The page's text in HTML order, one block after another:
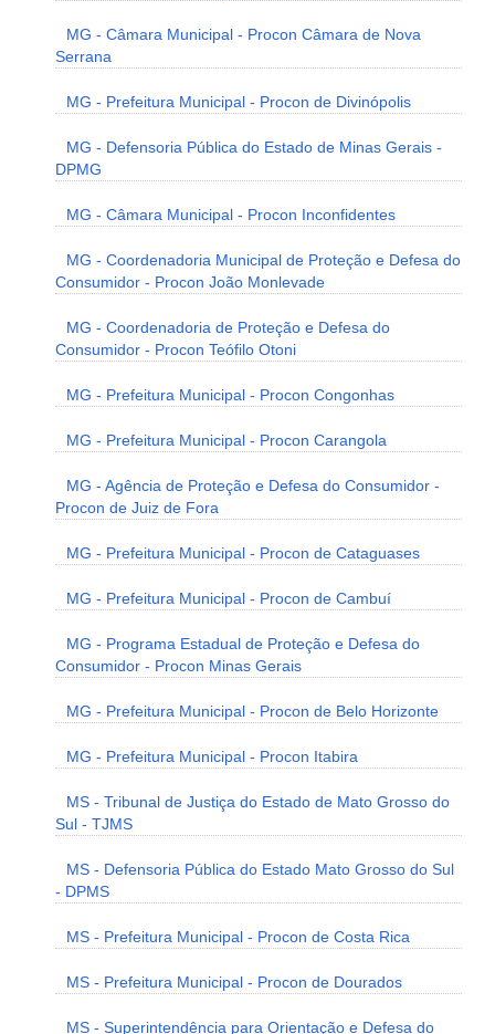
MG - Câmara Municipal - Procon Câmara de Nova
Serrana
MG - Prefeitura Municipal - Procon de Divinópolis
MG - Defensoria Pública do Estado de Minas Gerais -
DPMG
MG - Câmara Municipal - Procon Inconfidentes
MG - Coordenadoria Municipal de Proteção e Defesa do
Consumidor - Procon João Monlevade
MG - Coordenadoria de Proteção e Defesa do
Consumidor - Procon Teófilo Otoni
MG - Prefeitura Municipal - Procon Congonhas
MG - Prefeitura Municipal - Procon Carangola
MG - Agência de Proteção e Defesa do Consumidor -
Procon de Juiz de Fora
MG - Prefeitura Municipal - Procon de Cataguases
MG - Prefeitura Municipal - Procon de Cambuí
MG - Programa Estadual de Proteção e Defesa do
Consumidor - Procon Minas Gerais
MG - Prefeitura Municipal - Procon de Belo Horizonte
MG - Prefeitura Municipal - Procon Itabira
MS - Tribunal de Justiça do Estado de Mato Grosso do
Sul - TJMS
MS - Defensoria Pública do Estado Mato Grosso do Sul
- DPMS
MS - Prefeitura Municipal - Procon de Costa Rica
MS - Prefeitura Municipal - Procon de Dourados
MS - Superintendência para Orientação e Defesa do